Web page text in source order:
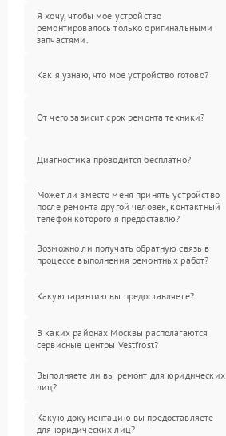
Я хочу, чтобы мое устройство
ремонтировалось только оригинальными
запчастями.
Как я узнаю, что мое устройство готово?
От чего зависит срок ремонта техники?
Диагностика проводится бесплатно?
Может ли вместо меня принять устройство
после ремонта другой человек, контактный
телефон которого я предоставлю?
Возможно ли получать обратную связь в
процессе выполнения ремонтных работ?
Какую гарантию вы предоставляете?
В каких районах Москвы располагаются
сервисные центры Vestfrost?
Выполняете ли вы ремонт для юридических
лиц?
Какую документацию вы предоставляете
для юридических лиц?